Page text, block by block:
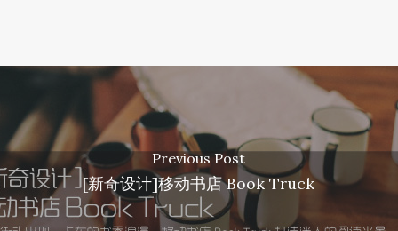
Previous Post
[新奇设计]移动书店 Book Truck